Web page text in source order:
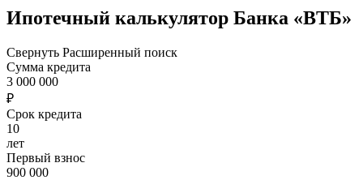
Ипотечный калькулятор Банка «ВТБ»
Свернуть Расширенный поиск
Сумма кредита
3 000 000
₽
Срок кредита
10
лет
Первый взнос
900 000